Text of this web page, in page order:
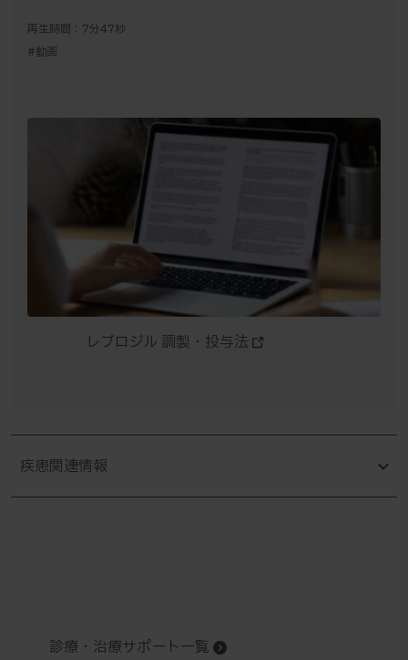
再生時間：7分47秒
#動画
レブロジル 調製・投与法
疾患関連情報
診療・治療サポート一覧